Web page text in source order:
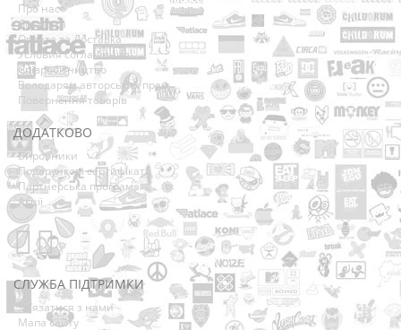
Про нас
Доставка
Оплата та Доставка
Условия соглашения
Співробітництво
Володарям авторських прав
Повернення товарів
ДОДАТКОВО
Виробники
Подарункові сертифікати
Партнерська програма
Акції
СЛУЖБА ПІДТРИМКИ
Зв’язатися з нами
Мапа сайту